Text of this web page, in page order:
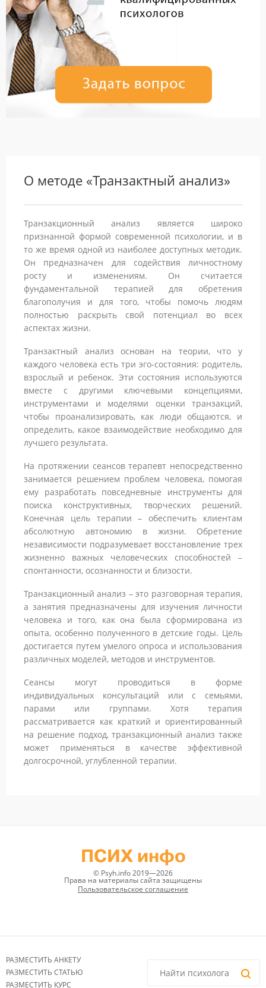
О методе «Транзактный анализ»
Транзакционный анализ является широко
признанной формой современной психологии, и в
то же время одной из наиболее доступных методик.
Он предназначен для содействия личностному
росту и изменениям. Он считается
фундаментальной терапией для обретения
благополучия и для того, чтобы помочь людям
полностью раскрыть свой потенциал во всех
аспектах жизни.
Транзактный анализ основан на теории, что у
каждого человека есть три эго-состояния: родитель,
взрослый и ребенок. Эти состояния используются
вместе с другими ключевыми концепциями,
инструментами и моделями оценки транзакций,
чтобы проанализировать, как люди общаются, и
определить, какое взаимодействие необходимо для
лучшего результата.
На протяжении сеансов терапевт непосредственно
занимается решением проблем человека, помогая
ему разработать повседневные инструменты для
поиска конструктивных, творческих решений.
Конечная цель терапии – обеспечить клиентам
абсолютную автономию в жизни. Обретение
независимости подразумевает восстановление трех
жизненно важных человеческих способностей –
спонтанности, осознанности и близости.
Транзакционный анализ – это разговорная терапия,
а занятия предназначены для изучения личности
человека и того, как она была сформирована из
опыта, особенно полученного в детские годы. Цель
достигается путем умелого опроса и использования
различных моделей, методов и инструментов.
Сеансы могут проводиться в форме
индивидуальных консультаций или с семьями,
парами или группами. Хотя терапия
рассматривается как краткий и ориентированный
на решение подход, транзакционный анализ также
может применяться в качестве эффективной
долгосрочной, углубленной терапии.
ПСИХ инфо
© Psyh.info 2019—2026
Права на материалы сайта защищены
Пользовательское соглашение
РАЗМЕСТИТЬ АНКЕТУ
РАЗМЕСТИТЬ СТАТЬЮ
РАЗМЕСТИТЬ КУРС